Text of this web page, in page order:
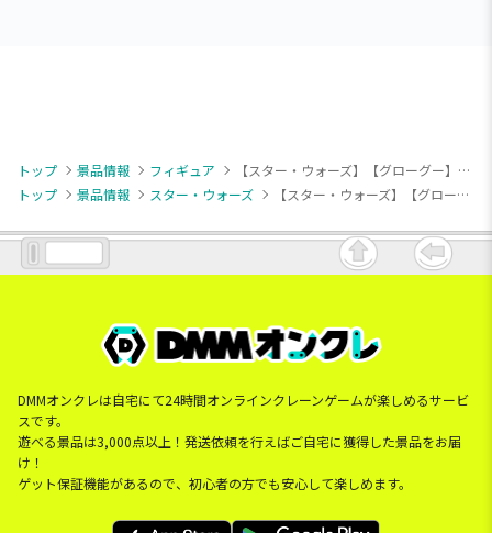
トップ 景品情報 フィギュア
【スター・ウォーズ】【グローグー】スター・ウォーズ／マンダロリアン・アンド・グローグー ぬーどるストッパーフィギュアーグローグーー
トップ
景品情報 スター・ウォーズ 【スター・ウォーズ】【グローグー】スター・ウォーズ／マンダロリアン・アンド・グローグー ぬーどるストッパーフィギュアーグローグーー
DMMオンクレは自宅にて24時間オンラインクレーンゲームが楽しめるサービ
スです。
遊べる景品は3,000点以上！発送依頼を行えばご自宅に獲得した景品をお届
け！
ゲット保証機能があるので、初心者の方でも安心して楽しめます。